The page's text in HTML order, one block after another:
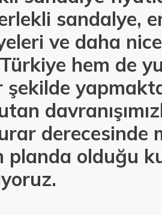
sandalye,
ve daha
hem de
derecesinde
planda olduğu